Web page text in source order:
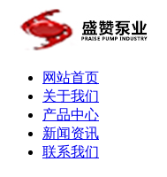
网站首页
关于我们
产品中心
新闻资讯
联系我们